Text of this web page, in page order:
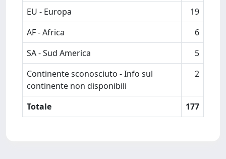
EU - Europa
19
AF - Africa
6
SA - Sud America
5
Continente sconosciuto - Info sul
continente non disponibili
2
Totale 177